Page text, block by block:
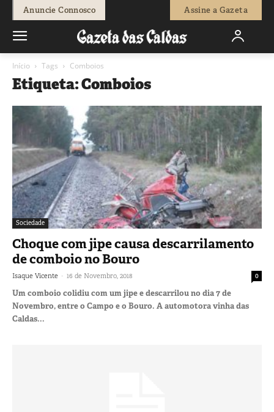
Anuncie Connosco Assine a Gazeta
Início Tags Comboios
Etiqueta: Comboios
Sociedade
Choque com jipe causa descarrilamento
de comboio no Bouro
Isaque Vicente - 16 de Novembro, 2018 0
Um comboio colidiu com um jipe e descarrilou no dia 7 de
Novembro, entre o Campo e o Bouro. A automotora vinha das
Caldas...